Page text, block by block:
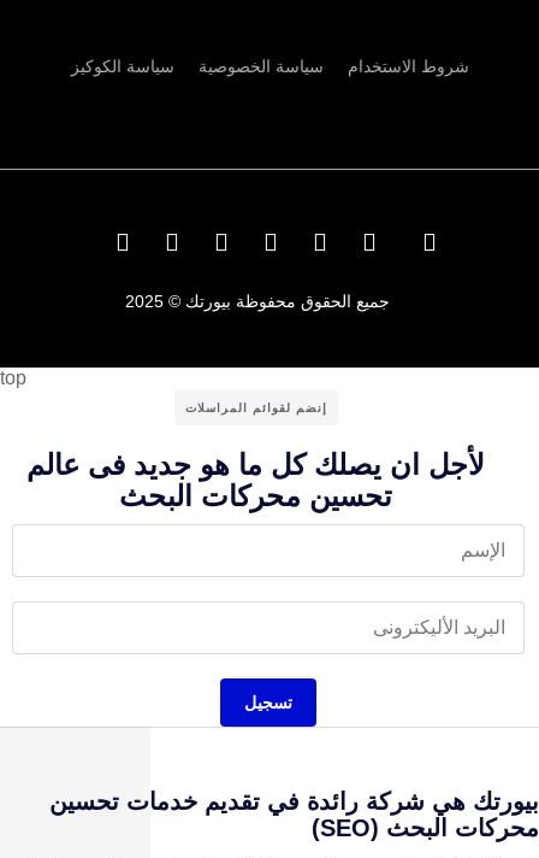
شروط الاستخدام سياسة الخصوصية سياسة الكوكيز
جميع الحقوق محفوظة بيورتك © 2025
top
إنضم لقوائم المراسلات
لأجل ان يصلك كل ما هو جديد فى عالم
تحسين محركات البحث
تسجيل
بيورتك هي شركة رائدة في تقديم خدمات تحسين
محركات البحث (SEO)